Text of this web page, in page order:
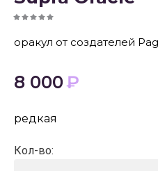
оракул от создателей
8 000₽
редкая
Кол-во: